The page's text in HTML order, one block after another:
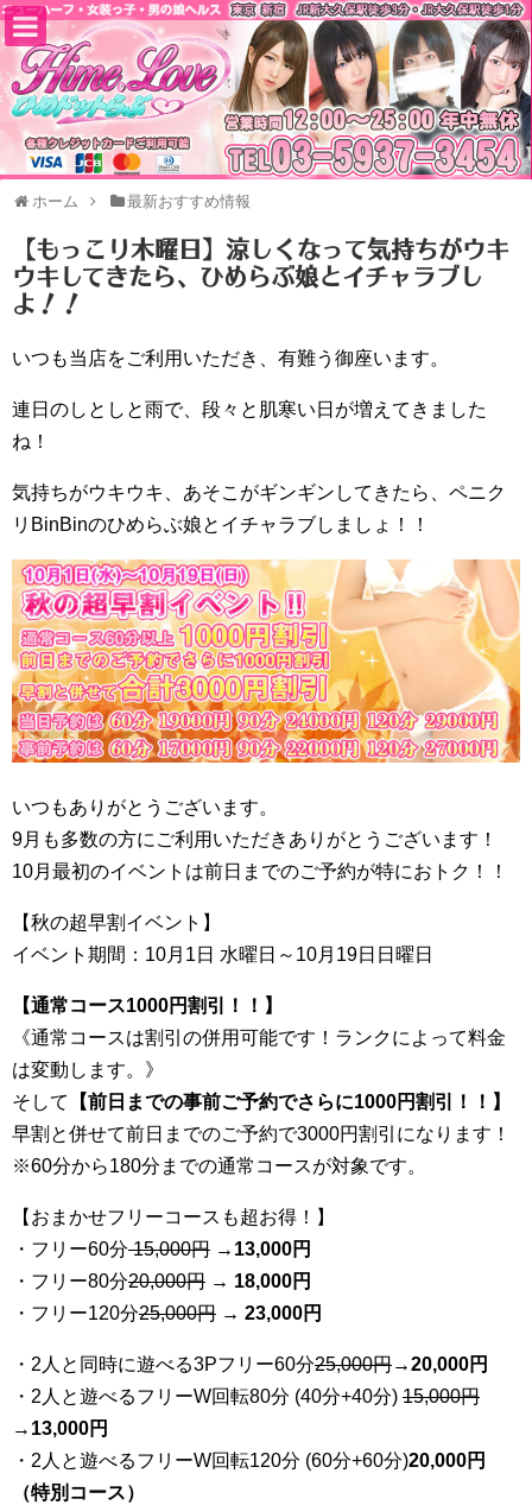
ホーム 最新おすすめ情報
【もっこり木曜日】涼しくなって気持ちがウキ
ウキしてきたら、ひめらぶ娘とイチャラブし
よ！！
いつも当店をご利用いただき、有難う御座います。
連日のしとしと雨で、段々と肌寒い日が増えてきました
ね！
気持ちがウキウキ、あそこがギンギンしてきたら、ペニク
リBinBinのひめらぶ娘とイチャラブしましょ！！
いつもありがとうございます。
9月も多数の方にご利用いただきありがとうございます！
10月最初のイベントは前日までのご予約が特におトク！！
【秋の超早割イベント】
イベント期間：10月1日 水曜日～10月19日日曜日
【通常コース1000円割引！！】
《通常コースは割引の併用可能です！ランクによって料金
は変動します。》
そして
【前日までの事前ご予約でさらに1000円割引！！】
早割と併せて前日までのご予約で3000円割引になります！
※60分から180分までの通常コースが対象です。
【おまかせフリーコースも超お得！】
・フリー60分15,000円 → 13,000円
・フリー80分20,000円 → 18,000円
・フリー120分25,000円 → 23,000円
・2人と同時に遊べる3Pフリー60分25,000円→20,000円
・2人と遊べるフリーW回転80分 (40分+40分) 15,000円
→ 13,000円
・2人と遊べるフリーW回転120分 (60分+60分)20,000円
（特別コース）